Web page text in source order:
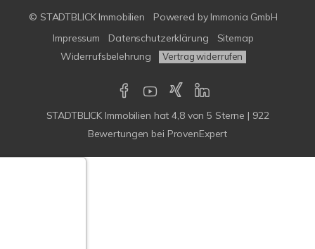
© STADTBLICK Immobilien Powered by Immonia GmbH
Impressum
Datenschutzerklärung
Sitemap
Widerrufsbelehrung
Vertrag widerrufen
STADTBLICK Immobilien hat4,8von5 Sterne | 922
Bewertungen bei ProvenExpert